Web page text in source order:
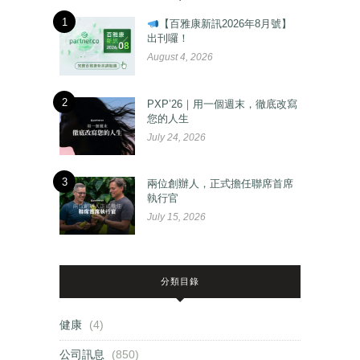
1
【百雅康新訊2026年8月號】
出刊囉！
August 4, 2026
2
PXP’26｜用一個週末，徹底改寫
您的人生
July 24, 2026
3
兩位創辦人，正式擔任聯席首席
執行官
July 15, 2026
分類目錄
健康 (4)
公司訊息 (850)